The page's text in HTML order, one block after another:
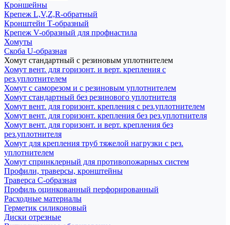
Кроншейны
Крепеж L,V,Z,R-обратный
Кронштейн Т-образный
Крепеж V-образный для профнастила
Хомуты
Скоба U-образная
Хомут стандартный с резиновым уплотнителем
Хомут вент. для горизонт. и верт. крепления с
рез.уплотнителем
Хомут с саморезом и с резиновым уплотнителем
Хомут стандартный без резинового уплотнителя
Хомут вент. для горизонт. крепления с рез.уплотнителем
Хомут вент. для горизонт. крепления без рез.уплотнителя
Хомут вент. для горизонт. и верт. крепления без
рез.уплотнителя
Хомут для крепления труб тяжелой нагрузки с рез.
уплотнителем
Хомут спринклерный для противопожарных систем
Профили, траверсы, кронштейны
Траверса С-образная
Профиль оцинкованный перфорированный
Расходные материалы
Герметик силиконовый
Диски отрезные